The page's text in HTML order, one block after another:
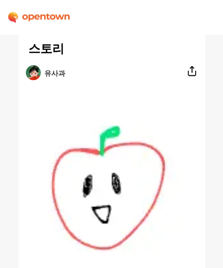
스토리
유사과